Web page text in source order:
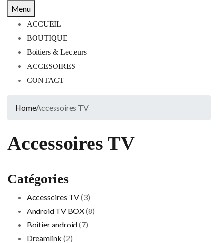
Menu
ACCUEIL
BOUTIQUE
Boitiers & Lecteurs
ACCESOIRES
CONTACT
HomeAccessoires TV
Accessoires TV
Catégories
Accessoires TV(3)
Android TV BOX(8)
Boitier android(7)
Dreamlink (2)